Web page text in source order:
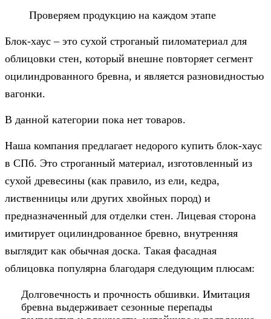
Проверяем продукцию на каждом этапе
Блок-хаус – это сухой строганый пиломатериал для
облицовки стен, который внешне повторяет сегмент
оцилиндрованного бревна, и является разновидностью
вагонки.
В данной категории пока нет товаров.
Наша компания предлагает недорого купить блок-хаус
в СПб. Это строганный материал, изготовленный из
сухой древесины (как правило, из ели, кедра,
лиственницы или других хвойных пород) и
предназначенный для отделки стен. Лицевая сторона
имитирует оцилиндрованное бревно, внутренняя
выглядит как обычная доска. Такая фасадная
облицовка популярна благодаря следующим плюсам:
Долговечность и прочность обшивки. Имитация
бревна выдерживает сезонные перепады